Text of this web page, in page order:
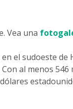
Vea una
el sudoeste
al menos